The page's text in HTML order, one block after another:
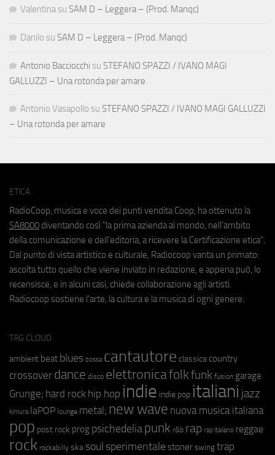
Valentina su SAM D – Leggera – (Prod. Manqc)
Danilo su SAM D – Leggera – (Prod. Manqc)
Antonio Bacciocchi su STEFANO SPAZZI / IVANO MAGI
GALLUZZI – Una rotonda per amare
Antonio Vasapollo su STEFANO SPAZZI / IVANO MAGI GALLUZZI
– Una rotonda per amare
ETICA
RadioCoop, musica e voce dei punti vendita Coop, ha ottenuto la
SA8000 diventando così "la prima azienda al mondo, nell'ambito
della comunicazione e dell'editoria, a ricevere la Certificazione etica".
Dal punto di vista artistico e culturale, Radiocoop vanta un primato:
ascolta tutto quello che viene inviato in redazione, e appena può, lo
recensisce, e in alcuni casi, chiede collaborazione agli artisti.
Radiocoop sostiene l'arte, la cultura e la musica di ogni genere.
TAG CLOUD
ambient beat blues bossa cantautore classica country
crossover dance disco elettronicafolkfunk fusion garage
Grunge; hard rock hip hop indie indie pop italiani jazz
kimura laPOP lounge metal; new wave nuova musica italiana
pop post rock prog psichedeliapunk r&b rap rap italiano reggae
rock rockabilly ska soul sperimentale stoner swing trap